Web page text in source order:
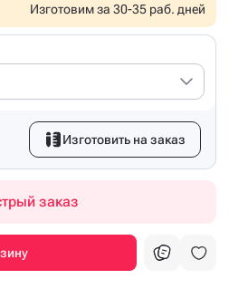
Изготовим за 30-35 раб. дней
Изготовить на заказ
заказ